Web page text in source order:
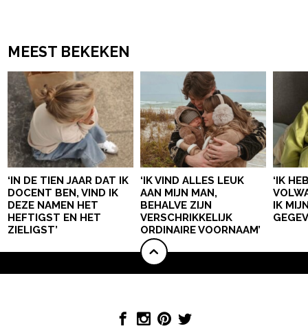
MEEST BEKEKEN
‘IN DE TIEN JAAR DAT IK
DOCENT BEN, VIND IK
DEZE NAMEN HET
HEFTIGST EN HET
ZIELIGST’
‘IK VIND ALLES LEUK
AAN MIJN MAN,
BEHALVE ZIJN
VERSCHRIKKELIJK
ORDINAIRE VOORNAAM’
‘IK
IK